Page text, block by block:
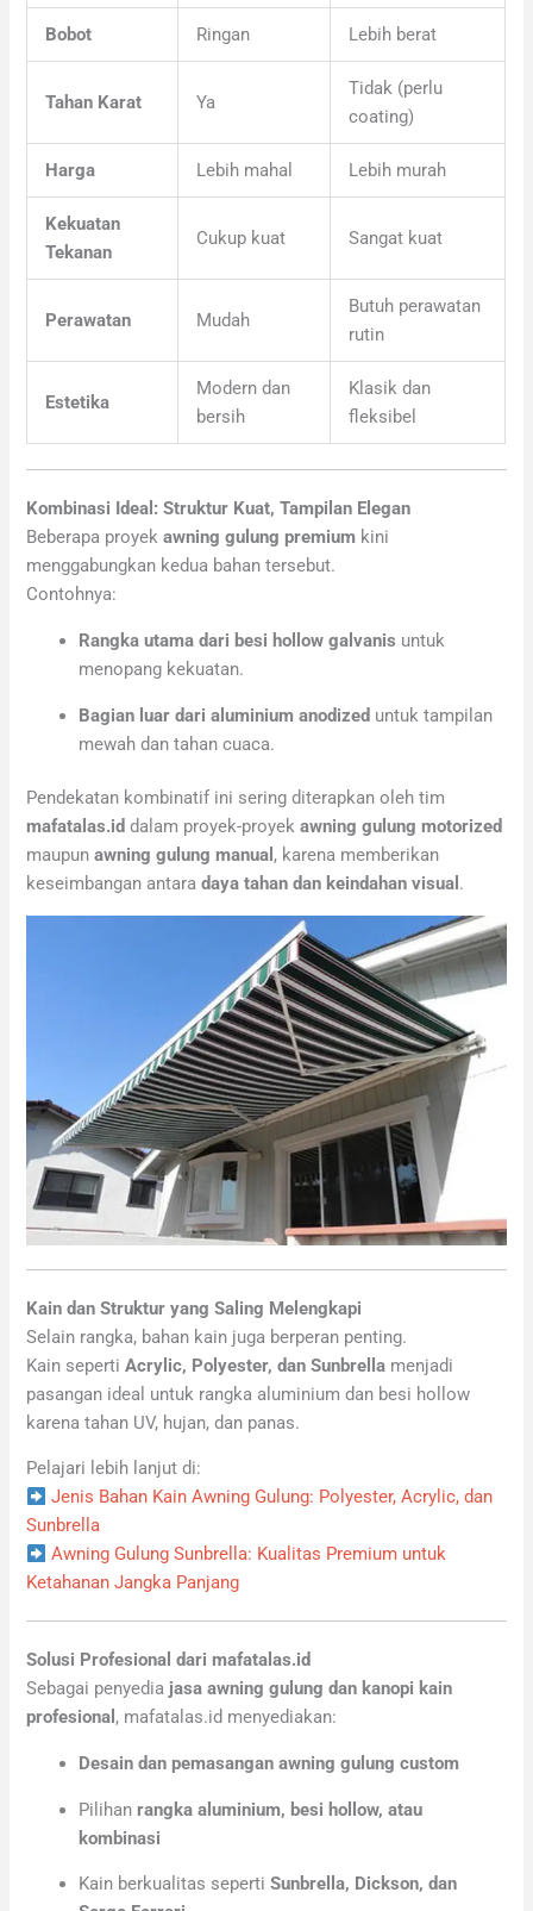
Bobot Ringan Lebih berat
Tahan Karat Ya
Tidak (perlu
coating)
Harga Lebih mahal Lebih murah
Kekuatan
Tekanan
Cukup kuat Sangat kuat
Perawatan Mudah
Butuh perawatan
rutin
Estetika
Modern dan
bersih
Klasik dan
fleksibel
Kombinasi Ideal: Struktur Kuat, Tampilan Elegan
Beberapa proyekawning gulung premium kini
menggabungkan kedua bahan tersebut.
Contohnya:
Rangka utama dari besi hollow galvanis untuk
menopang kekuatan.
Bagian luar dari aluminium anodized untuk tampilan
mewah dan tahan cuaca.
Pendekatan kombinatif ini sering diterapkan oleh tim
mafatalas.id dalam proyek-proyekawning gulung motorized
maupunawning gulung manual , karena memberikan
keseimbangan antaradaya tahan dan keindahan visual .
Kain dan Struktur yang Saling Melengkapi
Selain rangka, bahan kain juga berperan penting.
Kain sepertiAcrylic, Polyester, dan Sunbrella menjadi
pasangan ideal untuk rangka aluminium dan besi hollow
karena tahan UV, hujan, dan panas.
Pelajari lebih lanjut di:
Jenis Bahan Kain Awning Gulung: Polyester, Acrylic, dan
Sunbrella
Awning Gulung Sunbrella: Kualitas Premium untuk
Ketahanan Jangka Panjang
Solusi Profesional dari mafatalas.id
Sebagai penyedia jasa awning gulung dan kanopi kain
profesional , mafatalas.id menyediakan:
Desain dan pemasangan awning gulung custom
Pilihanrangka aluminium, besi hollow, atau
kombinasi
Kain berkualitas sepertiSunbrella, Dickson, dan